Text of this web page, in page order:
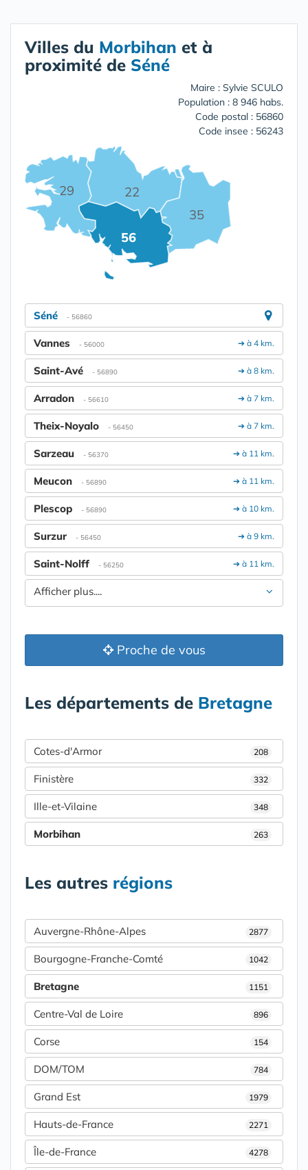
Villes du Morbihan et à
proximité de Séné
Maire : Sylvie SCULO
Population : 8 946 habs.
Code postal : 56860
Code insee : 56243
22
29
35
56
Séné - 56860
➔ à 4 km.
Vannes - 56000
➔ à 8 km.
Saint-Avé - 56890
➔ à 7 km.
Arradon - 56610
➔ à 7 km.
Theix-Noyalo - 56450
➔ à 11 km.
Sarzeau - 56370
➔ à 11 km.
Meucon - 56890
➔ à 10 km.
Plescop - 56890
➔ à 9 km.
Surzur - 56450
➔ à 11 km.
Saint-Nolff - 56250
Afficher plus....
Proche de vous
Les départements de Bretagne
Cotes-d'Armor 208
Finistère 332
Ille-et-Vilaine 348
Morbihan 263
Les autres régions
Auvergne-Rhône-Alpes 2877
Bourgogne-Franche-Comté 1042
Bretagne 1151
Centre-Val de Loire 896
Corse 154
DOM/TOM 784
Grand Est 1979
Hauts-de-France 2271
Île-de-France 4278